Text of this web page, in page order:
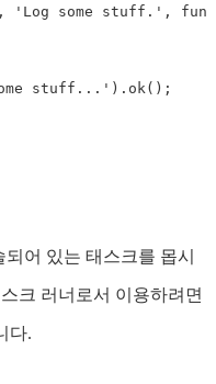
, ' Log some stuff. ' ,
stuff... ' ). ok ();
어 있는 태스크를 몹시
크 러너로서 이용하려면
다.